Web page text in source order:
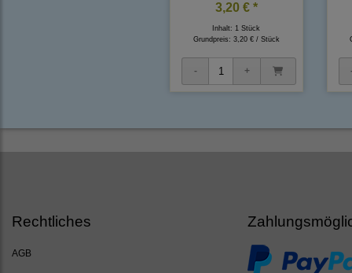
3,20 € *
Inhalt: 1 Stück
Grundpreis: 3,20 € / Stück
Rechtliches
AGB